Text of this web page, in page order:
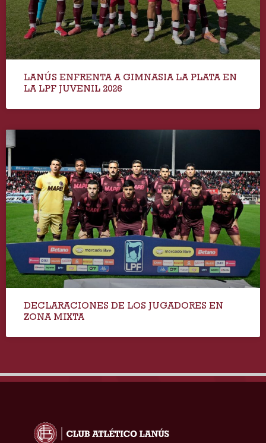
LANÚS ENFRENTA A GIMNASIA LA PLATA EN
LA LPF JUVENIL 2026
DECLARACIONES DE LOS JUGADORES EN
ZONA MIXTA